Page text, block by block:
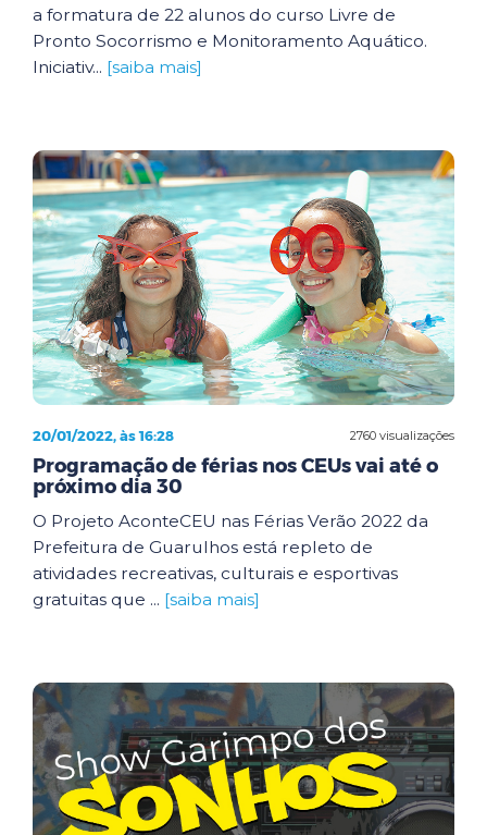
a formatura de 22 alunos do curso Livre de
Pronto Socorrismo e Monitoramento Aquático.
Iniciativ... [saiba mais]
2760 visualizações
20/01/2022, às 16:28
Programação de férias nos CEUs vai até o
próximo dia 30
O Projeto AconteCEU nas Férias Verão 2022 da
Prefeitura de Guarulhos está repleto de
atividades recreativas, culturais e esportivas
gratuitas que ... [saiba mais]